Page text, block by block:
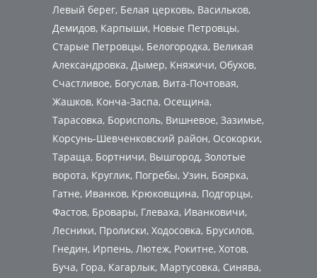
Левый берег, Белая церковь, Васильков,
Демидов, Карпыши, Новые Петровцы,
Старые Петровцы, Белогородка, Великая
Александровка, Дымер, Княжичи, Обухов,
Счастливое, Богуслав, Вита-Почтовая,
Жашков, Конча-Заспа, Осещина,
Тарасовка, Борисполь, Вишневое, Зазимье,
Корсунь-Шевченковский район, Осокорки,
Тараща, Бортничи, Вышгород, Золотые
ворота, Круглик, Погребы, Узин, Боярка,
Гатне, Иванков, Крюковщина, Подгорцы,
Фастов, Бровары, Глеваха, Иванковичи,
Лесники, Пролиски, Ходосовка, Брусилов,
Гнедин, Ирпень, Лютеж, Рокитне, Хотов,
Буча, Гора, Кагарлык, Мартусовка, Синява,